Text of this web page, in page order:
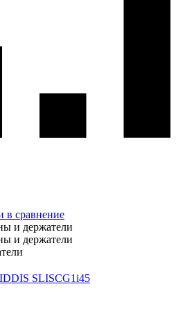
в сравнение
и держатели
и держатели
SLISCG1i45